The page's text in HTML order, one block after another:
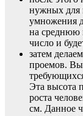
нужных для
умножения
на среднюю
число и
затем
проемов.
Эта высота
роста
см. Данное